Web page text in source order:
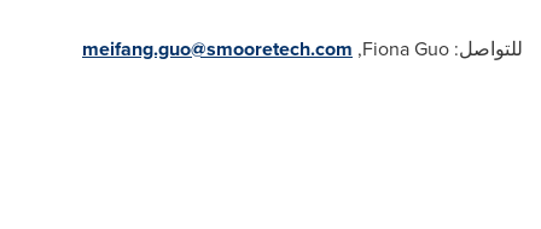
للتواصل: Fiona Guo
,
meifang.guo@smooretech.com